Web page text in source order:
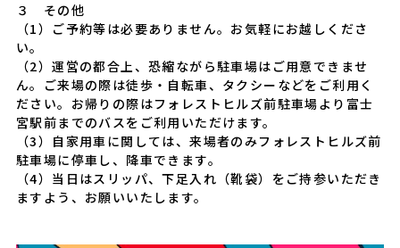
３ その他
（1）ご予約等は必要ありません。お気軽にお越しくださ
い。
（2）運営の都合上、恐縮ながら駐車場はご用意できませ
ん。ご来場の際は徒歩・自転車、タクシーなどをご利用く
ださい。お帰りの際はフォレストヒルズ前駐車場より富士
宮駅前までのバスをご利用いただけます。
（3）自家用車に関しては、来場者のみフォレストヒルズ前
駐車場に停車し、降車できます。
（4）当日はスリッパ、下足入れ（靴袋）をご持参いただき
ますよう、お願いいたします。